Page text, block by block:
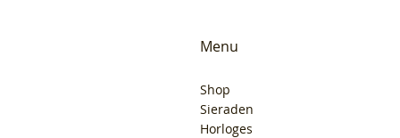
Menu
Shop
Sieraden
Horloges